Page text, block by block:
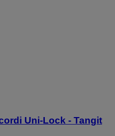
Uni-Lock - Tangit